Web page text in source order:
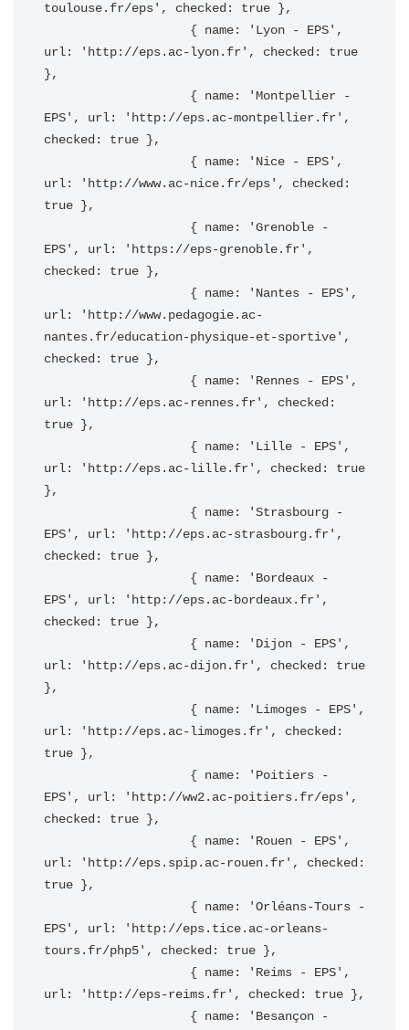
toulouse.fr/eps', checked: true },
url: 'http://eps.ac-lyon.fr', checked: true
},
EPS', url: 'http://eps.ac-montpellier.fr',
checked: true },
url: 'http://www.ac-nice.fr/eps', checked:
true },
EPS', url: 'https://eps-grenoble.fr',
checked: true },
url: 'http://www.pedagogie.ac-
nantes.fr/education-physique-et-sportive',
checked: true },
url: 'http://eps.ac-rennes.fr', checked:
true },
url: 'http://eps.ac-lille.fr', checked: true
},
EPS', url: 'http://eps.ac-strasbourg.fr',
checked: true },
EPS', url: 'http://eps.ac-bordeaux.fr',
checked: true },
url: 'http://eps.ac-dijon.fr', checked: true
},
url: 'http://eps.ac-limoges.fr', checked:
true },
EPS', url: 'http://ww2.ac-poitiers.fr/eps',
checked: true },
url: 'http://eps.spip.ac-rouen.fr', checked:
true },
EPS', url: 'http://eps.tice.ac-orleans-
tours.fr/php5', checked: true },
url: 'http://eps-reims.fr', checked: true },